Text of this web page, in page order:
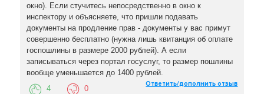
окно). Если стучитесь непосредственно в окно к
инспектору и объясняете, что пришли подавать
документы на продление прав - документы у вас примут
совершенно бесплатно (нужна лишь квитанция об оплате
госпошлины в размере 2000 рублей). А если
записываться через портал госуслуг, то размер пошлины
вообще уменьшается до 1400 рублей.
Ответить/дополнить отзыв
4 0